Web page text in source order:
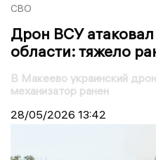
СВО
Дрон ВСУ атаковал
области: тяжело
В Макеево украинский
механизатор ранен
28/05/2026 13:42